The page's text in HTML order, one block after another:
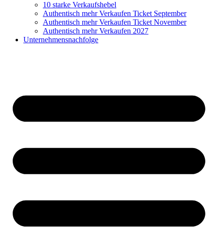
10 starke Verkaufshebel
Authentisch mehr Verkaufen Ticket September
Authentisch mehr Verkaufen Ticket November
Authentisch mehr Verkaufen 2027
Unternehmensnachfolge